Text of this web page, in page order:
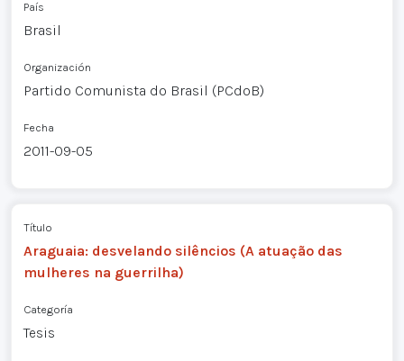
País
Brasil
Organización
Partido Comunista do Brasil (PCdoB)
Fecha
2011-09-05
Título
Araguaia: desvelando silêncios (A atuação das
mulheres na guerrilha)
Categoría
Tesis